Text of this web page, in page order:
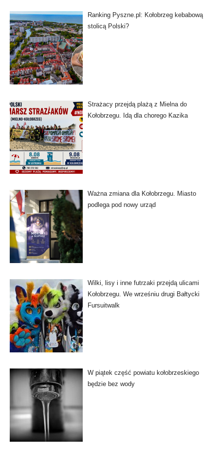
Ranking Pyszne.pl: Kołobrzeg kebabową
stolicą Polski?
Strażacy przejdą plażą z Mielna do
Kołobrzegu. Idą dla chorego Kazika
Ważna zmiana dla Kołobrzegu. Miasto
podlega pod nowy urząd
Wilki, lisy i inne futrzaki przejdą ulicami
Kołobrzegu. We wrześniu drugi Bałtycki
Fursuitwalk
W piątek część powiatu kołobrzeskiego
będzie bez wody